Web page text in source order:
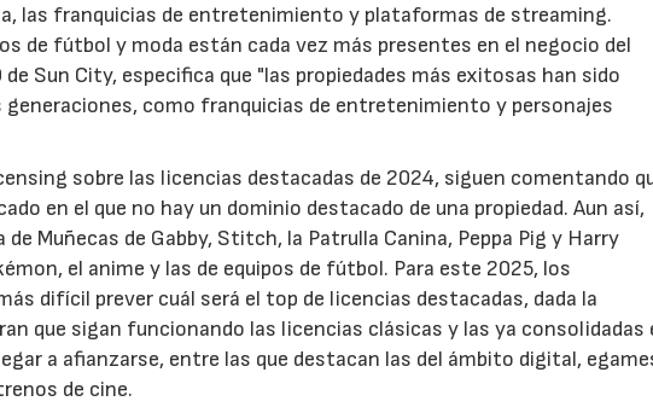
las franquicias de entretenimiento y plataformas de streaming.
de fútbol y moda están cada vez más presentes en el negocio del
Sun City, especifica que "las propiedades más exitosas han sido
generaciones, como franquicias de entretenimiento y personajes
sobre las licencias destacadas de 2024, siguen comentando
en el que no hay un dominio destacado de una propiedad. Aun así,
Muñecas de Gabby, Stitch, la Patrulla Canina, Peppa Pig y Harry
el anime y las de equipos de fútbol. Para este 2025, los
difícil prever cuál será el top de licencias destacadas, dada la
que sigan funcionando las licencias clásicas y las ya consolidadas
a afianzarse, entre las que destacan las del ámbito digital,
de cine.